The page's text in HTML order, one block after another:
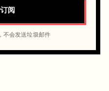
阅
不会发送垃圾邮件